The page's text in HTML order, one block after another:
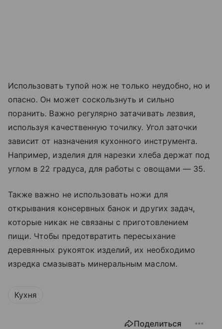
Использовать тупой нож не только неудобно, но и
опасно. Он может соскользнуть и сильно
поранить. Важно регулярно затачивать лезвия,
используя качественную точилку. Угол заточки
зависит от назначения кухонного инструмента.
Например, изделия для нарезки хлеба держат под
углом в 22 градуса, для работы с овощами — 35.
Также важно не использовать ножи для
открывания консервных банок и других задач,
которые никак не связаны с приготовлением
пищи. Чтобы предотвратить пересыхание
деревянных рукояток изделий, их необходимо
изредка смазывать минеральным маслом.
Кухня
Поделиться